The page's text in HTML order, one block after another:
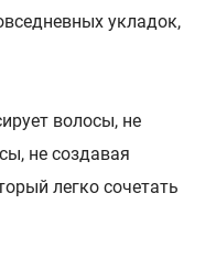
укладок,
волосы, не
не создавая
легко сочетать